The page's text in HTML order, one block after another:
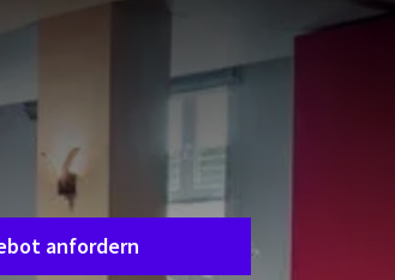
ein Angebot an,
zeitnah kontaktieren, um Ihre
abzustimmen.
anfordern